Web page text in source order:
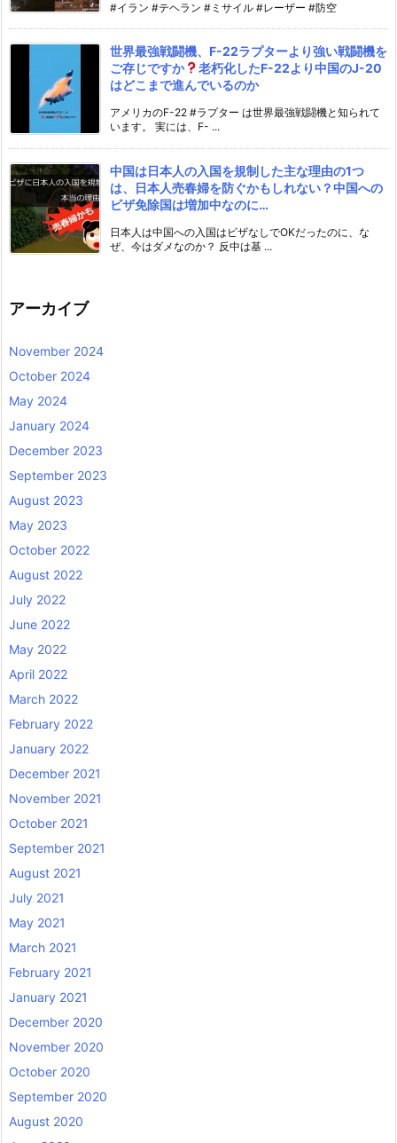
#イラン #テヘラン #ミサイル #レーザー #防空
世界最強戦闘機、F-22ラプターより強い戦闘機を
ご存じですか
老朽化したF-22より中国のJ-20
はどこまで進んでいるのか
アメリカのF-22 #ラプター は世界最強戦闘機と知られて
います。 実には、F- ...
中国は日本人の入国を規制した主な理由の1つ
は、日本人売春婦を防ぐかもしれない？中国への
ビザ免除国は増加中なのに…
日本人は中国への入国はビザなしでOKだったのに、な
ぜ、今はダメなのか？ 反中は基 ...
アーカイブ
November 2024
October 2024
May 2024
January 2024
December 2023
September 2023
August 2023
May 2023
October 2022
August 2022
July 2022
June 2022
May 2022
April 2022
March 2022
February 2022
January 2022
December 2021
November 2021
October 2021
September 2021
August 2021
July 2021
May 2021
March 2021
February 2021
January 2021
December 2020
November 2020
October 2020
September 2020
August 2020